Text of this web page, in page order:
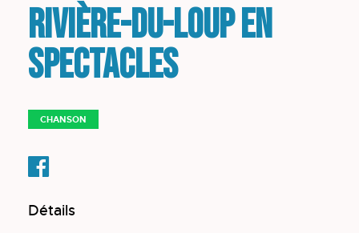
Rivière-du-Loup en
spectacles
CHANSON
Détails